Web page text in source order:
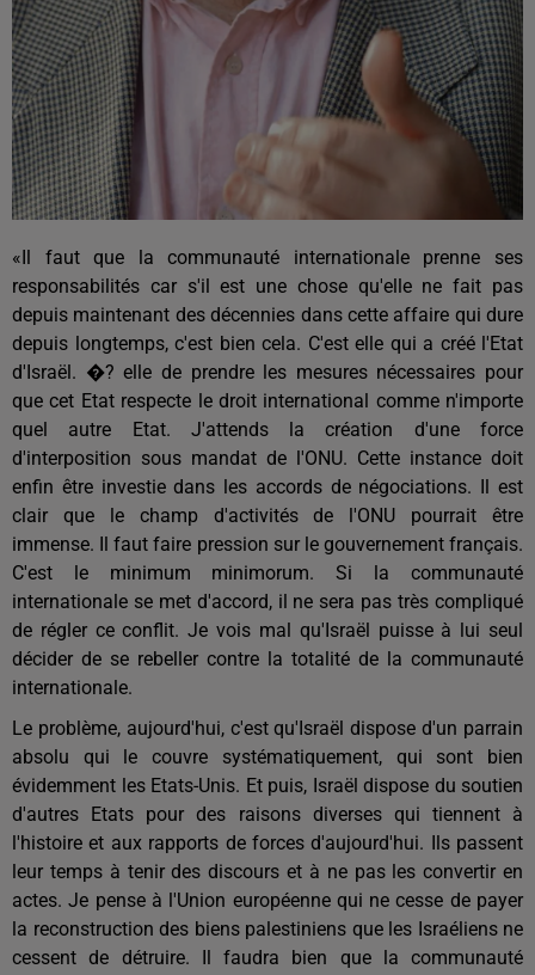
«Il faut que la communauté internationale prenne ses
responsabilités car s'il est une chose qu'elle ne fait pas
depuis maintenant des décennies dans cette affaire qui dure
depuis longtemps, c'est bien cela. C'est elle qui a créé l'Etat
d'Israël. �? elle de prendre les mesures nécessaires pour
que cet Etat respecte le droit international comme n'importe
quel autre Etat. J'attends la création d'une force
d'interposition sous mandat de l'ONU. Cette instance doit
enfin être investie dans les accords de négociations. Il est
clair que le champ d'activités de l'ONU pourrait être
immense. Il faut faire pression sur le gouvernement français.
C'est le minimum minimorum. Si la communauté
internationale se met d'accord, il ne sera pas très compliqué
de régler ce conflit. Je vois mal qu'Israël puisse à lui seul
décider de se rebeller contre la totalité de la communauté
internationale.
Le problème, aujourd'hui, c'est qu'Israël dispose d'un parrain
absolu qui le couvre systématiquement, qui sont bien
évidemment les Etats-Unis. Et puis, Israël dispose du soutien
d'autres Etats pour des raisons diverses qui tiennent à
l'histoire et aux rapports de forces d'aujourd'hui. Ils passent
leur temps à tenir des discours et à ne pas les convertir en
actes. Je pense à l'Union européenne qui ne cesse de payer
la reconstruction des biens palestiniens que les Israéliens ne
cessent de détruire. Il faudra bien que la communauté